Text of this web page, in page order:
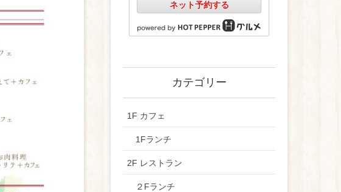
ネット予約する
カテゴリー
1F カフェ
1Fランチ
2F レストラン
２Fランチ